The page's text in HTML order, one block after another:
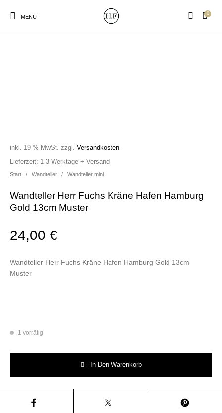
MENU
0
Start / Wandteller / Wandteller mini
Wandteller Herr Fuchs Kräne Hafen Hamburg
Gold 13cm Muster
24,00€
inkl. 19 % MwSt. zzgl.Versandkosten
Wandteller Herr Fuchs Kräne Hafen Hamburg Gold 13cm
Muster
Lieferzeit: 1-3 Werktage + Versand
1 vorrätig
In Den Warenkorb